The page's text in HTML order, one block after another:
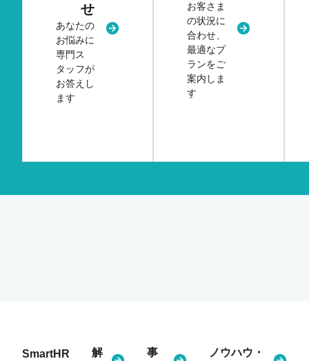
せ
あなたの
お悩みに
専門ス
タッフが
お答えし
ます
新規タブまたはウィンドウで開く
お客さま
の状況に
合わせ、
最適なプ
ランをご
案内しま
す
新規タブま
SmartHR
解
事
ノウハウ・